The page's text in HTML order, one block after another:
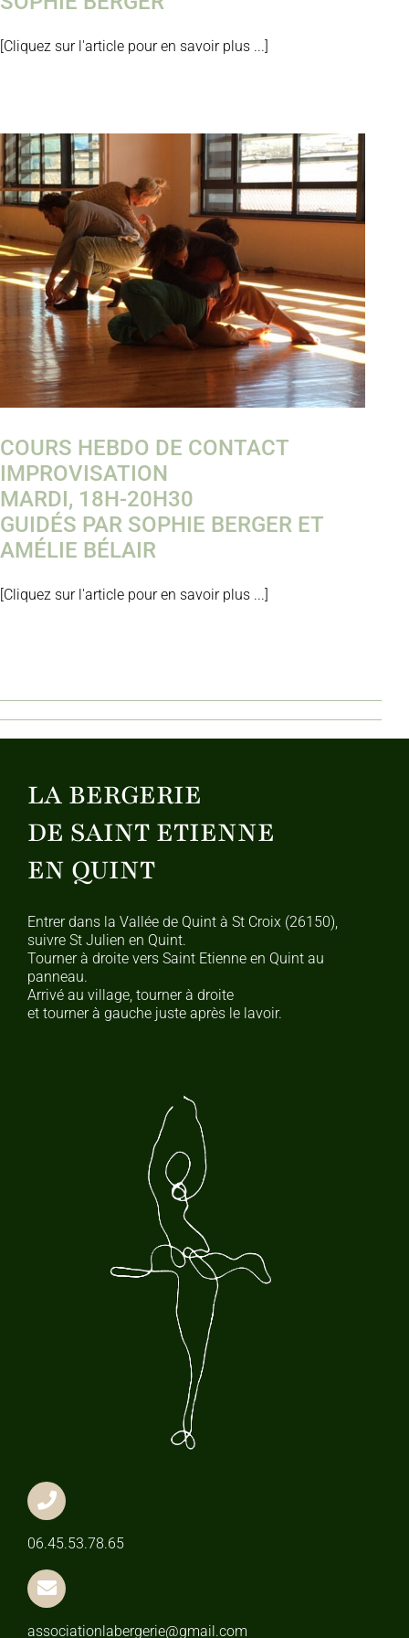
[Cliquez sur l'article pour en savoir plus ...]
COURS HEBDO DE CONTACT
IMPROVISATION
MARDI, 18H-20H30
GUIDÉS PAR SOPHIE BERGER ET
AMÉLIE BÉLAIR
[Cliquez sur l'article pour en savoir plus ...]
LA BERGERIE
DE SAINT ETIENNE
EN QUINT
Entrer dans la Vallée de Quint à St Croix (26150),
suivre St Julien en Quint.
Tourner à droite vers Saint Etienne en Quint au
panneau.
Arrivé au village, tourner à droite
et tourner à gauche juste après le lavoir.
06.45.53.78.65
associationlabergerie@gmail.com